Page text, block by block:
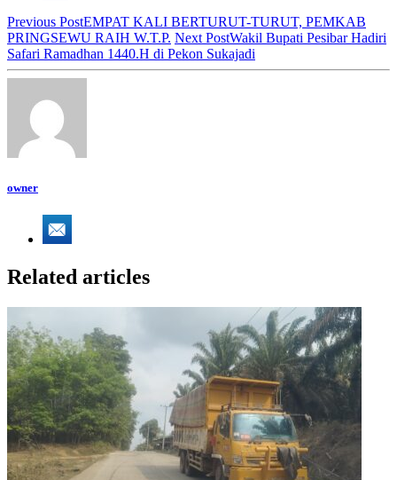
Previous PostEMPAT KALI BERTURUT-TURUT, PEMKAB
PRINGSEWU RAIH W.T.P. Next PostWakil Bupati Pesibar Hadiri
Safari Ramadhan 1440.H di Pekon Sukajadi
owner
Related articles